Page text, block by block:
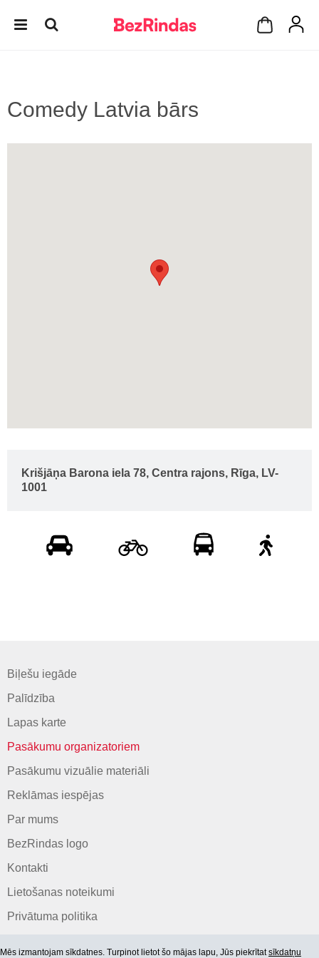
Comedy Latvia bārs
Krišjāņa Barona iela 78, Centra rajons, Rīga, LV-
1001
Biļešu iegāde
Palīdzība
Lapas karte
Pasākumu organizatoriem
Pasākumu vizuālie materiāli
Reklāmas iespējas
Par mums
BezRindas logo
Kontakti
Lietošanas noteikumi
Privātuma politika
Mēs izmantojam sīkdatnes. Turpinot lietot šo mājas lapu, Jūs piekrītatsīkdatņu